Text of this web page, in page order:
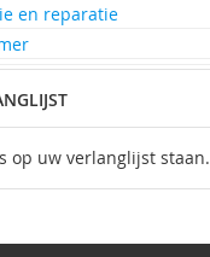
en reparatie
op uw verlanglijst staan.